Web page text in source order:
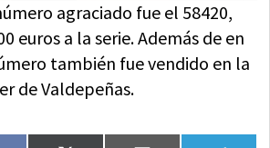
agraciado fue el 58420,
euros a la serie. Además de en
también fue vendido en la
de Valdepeñas.